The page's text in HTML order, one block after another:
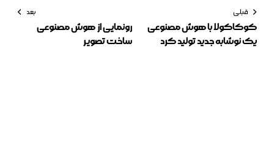
قبلی
کوکاکولا با هوش مصنوعی
یک نوشابه جدید تولید کرد
بعد
رونمایی از هوش مصنوعی
ساخت تصویر